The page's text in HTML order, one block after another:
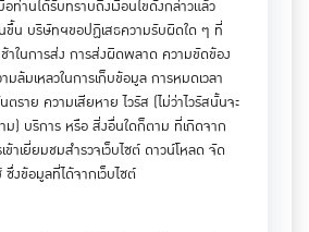
ท่านได้รับทราบถึงเงื่อนไขดังกล่าวแล้ว
ขึ้น บริษัทฯขอปฏิเสธความรับผิดใด ๆ ที่
าในการส่ง การส่งผิดพลาด ความขัดข้อง
ล้มเหลวในการเก็บข้อมูล การหมดเวลา
ราย ความเสียหาย ไวรัส (ไม่ว่าไวรัสนั้นจะ
ม) บริการ หรือ สิ่งอื่นใดก็ตาม ที่เกิดจาก
าเยี่ยมชมสำรวจเว็บไซต์ ดาวน์โหลด จัด
งข้อมูลที่ได้จากเว็บไซต์